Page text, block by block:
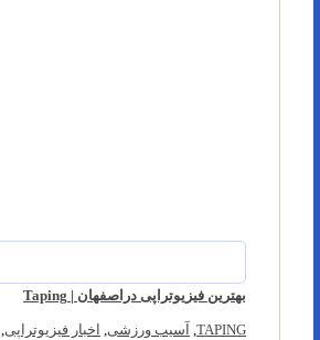
بهترین فیزیوتراپی دراصفهان | Taping
TAPING
, آسیب ورزشی, اخبار فیزیوتراپی,